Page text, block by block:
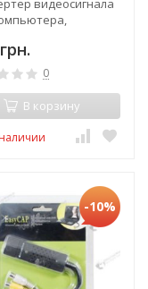
0
В корзину
-10%